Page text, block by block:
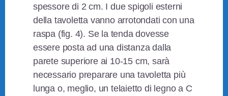
spessore di 2 cm. I due spigoli esterni
della tavoletta vanno arrotondati con una
raspa (fig. 4). Se la tenda dovesse
essere posta ad una distanza dalla
parete superiore ai 10-15 cm, sarà
necessario preparare una tavoletta più
lunga o, meglio, un telaietto di legno a C